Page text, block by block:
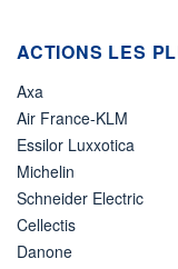
ÉLIGIBILITÉ
Boursobank
ACTIONS LES
Axa
Air France-KLM
Essilor Luxxotica
Michelin
Schneider Electric
Cellectis
Danone